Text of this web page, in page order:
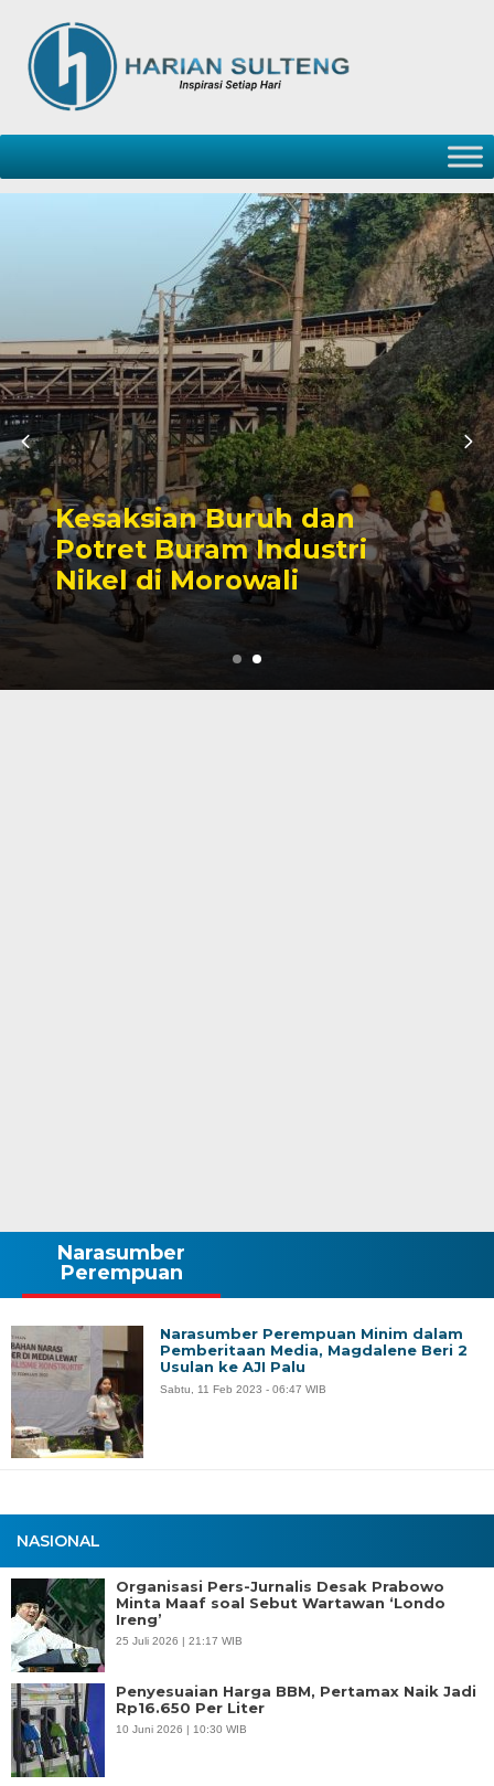
Sengketa Perizinan
Tambang yang Mengiringi
Karier Politik Anwar Hafid
NASIONAL
Organisasi Pers-Jurnalis Desak Prabowo
Minta Maaf soal Sebut Wartawan ‘Londo
Ireng’
25 Juli 2026 | 21:17 WIB
Penyesuaian Harga BBM, Pertamax Naik Jadi
Rp16.650 Per Liter
10 Juni 2026 | 10:30 WIB
Narasumber
Perempuan
Narasumber Perempuan Minim dalam
Pemberitaan Media, Magdalene Beri 2
Usulan ke AJI Palu
Sabtu, 11 Feb 2023 - 06:47 WIB